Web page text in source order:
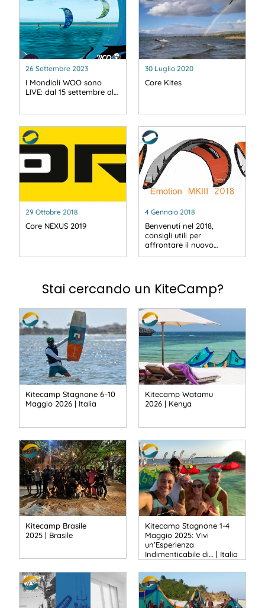
26 Settembre 2023
I Mondiali WOO sono
LIVE: dal 15 settembre al…
30 Luglio 2020
Core Kites
29 Ottobre 2018
Core NEXUS 2019
4 Gennaio 2018
Benvenuti nel 2018,
consigli utili per
affrontare il nuovo…
Stai cercando un KiteCamp?
Kitecamp Stagnone 6–10
Maggio 2026 | Italia
Kitecamp Watamu
2026 | Kenya
Kitecamp Brasile
2025 | Brasile
Kitecamp Stagnone 1-4
Maggio 2025: Vivi
un’Esperienza
Indimenticabile di… | Italia